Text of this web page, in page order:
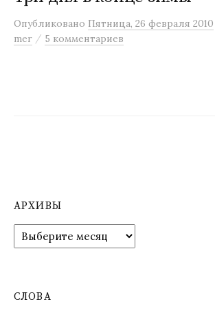
м
у
Опубликовано Пятница, 26 февраля 2010
mer / 5 комментариев
АРХИВЫ
р
в
СЛОВА